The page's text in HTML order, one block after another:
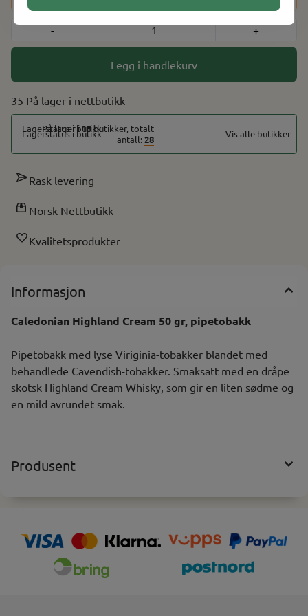
- +
Legg i handlekurv
35 På lager
På lager i13butikker, totalt
antall:28 Vis alle butikker
Rask levering
Norsk Nettbutikk
Kvalitetsprodukter
Informasjon
Caledonian Highland Cream 50 gr, pipetobakk
Pipetobakk med lyse Viriginia-tobakker blandet med
behandlede Cavendish-tobakker. Smaksatt med en dråpe
skotsk Highland Cream Whisky, som gir en liten sødme og
en mild avrundet smak.
Produsent